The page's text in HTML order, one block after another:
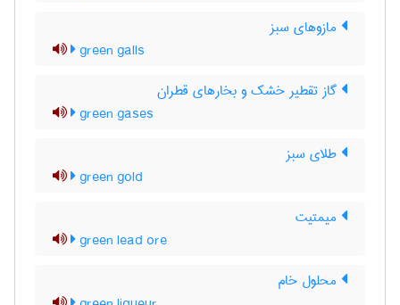
مازوهای سبز
green galls
گاز تقطیر خشک و بخارهای قطران
green gases
طلای سبز
green gold
میمتیت
green lead ore
محلول خام